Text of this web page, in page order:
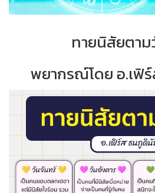
ทายนิสัยตาม
พยากรณ์โดย อ.เฟิ